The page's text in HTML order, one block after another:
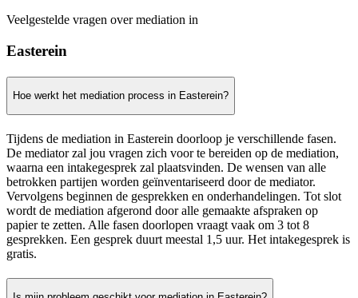
Veelgestelde vragen over mediation in
Easterein
Hoe werkt het mediation process in Easterein?
Tijdens de mediation in Easterein doorloop je verschillende fasen.
De mediator zal jou vragen zich voor te bereiden op de mediation,
waarna een intakegesprek zal plaatsvinden. De wensen van alle
betrokken partijen worden geïnventariseerd door de mediator.
Vervolgens beginnen de gesprekken en onderhandelingen. Tot slot
wordt de mediation afgerond door alle gemaakte afspraken op
papier te zetten. Alle fasen doorlopen vraagt vaak om 3 tot 8
gesprekken. Een gesprek duurt meestal 1,5 uur. Het intakegesprek is
gratis.